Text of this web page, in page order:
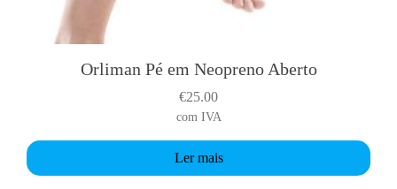
Orliman Pé em Neopreno Aberto
€25.00
com IVA
Ler mais